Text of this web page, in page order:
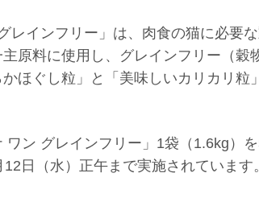
レインフリー」は、肉食の猫に必要
原料に使用し、グレインフリー（
ほぐし粒」と「美味しいカリカリ
ワン グレインフリー」1袋（1.6kg）
12日（水）正午まで実施されています。